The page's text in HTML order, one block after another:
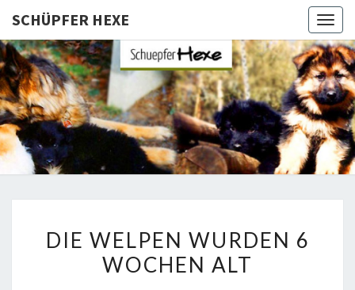
SCHÜPFER HEXE
HEXE
Langhaar
Schäferhunde
Von Den
Schüpfer
Hexen
WELPEN
WURDEN
DIE WELPEN WURDEN 6
WOCHEN ALT